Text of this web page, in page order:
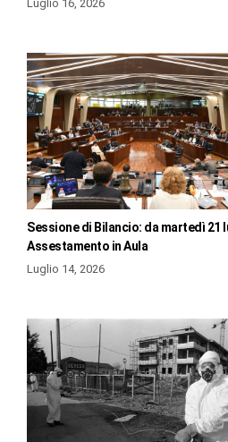
Luglio 16, 2026
Sessione di Bilancio: da martedì 21
Assestamento in Aula
Luglio 14, 2026